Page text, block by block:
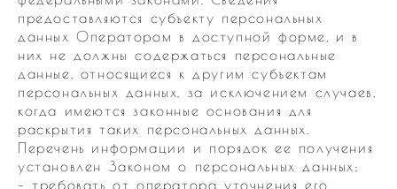
предоставляются субъекту персональных
данных Оператором в доступной форме, и в
них не должны содержаться персональные
данные, относящиеся к другим субъектам
персональных данных, за исключением случаев,
когда имеются законные основания для
раскрытия таких персональных данных.
Перечень информации и порядок ее получения
установлен Законом о персональных данных;
– требовать от оператора уточнения его